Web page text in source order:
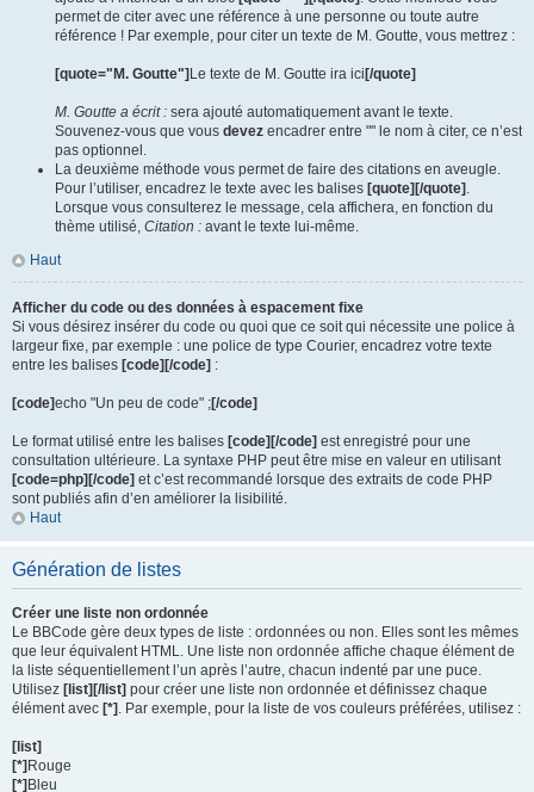
permet de citer avec une référence à une personne ou toute autre
référence ! Par exemple, pour citer un texte de M. Goutte, vous mettrez :
[quote="M. Goutte"] Le texte de M. Goutte ira ici [/quote]
M. Goutte a écrit : sera ajouté automatiquement avant le texte.
Souvenez-vous que vous devez encadrer entre "" le nom à citer, ce n’est
pas optionnel.
La deuxième méthode vous permet de faire des citations en aveugle.
Pour l’utiliser, encadrez le texte avec les balises [quote][/quote] .
Lorsque vous consulterez le message, cela affichera, en fonction du
thème utilisé, Citation : avant le texte lui-même.
Haut
Afficher du code ou des données à espacement fixe
Si vous désirez insérer du code ou quoi que ce soit qui nécessite une police à
largeur fixe, par exemple : une police de type Courier, encadrez votre texte
entre les balises [code][/code] :
[code]echo "Un peu de code" ;[/code]
Le format utilisé entre les balises [code][/code] est enregistré pour une
consultation ultérieure. La syntaxe PHP peut être mise en valeur en utilisant
[code=php][/code] et c’est recommandé lorsque des extraits de code PHP
sont publiés afin d’en améliorer la lisibilité.
Haut
Génération de listes
Créer une liste non ordonnée
Le BBCode gère deux types de liste : ordonnées ou non. Elles sont les mêmes
que leur équivalent HTML. Une liste non ordonnée affiche chaque élément de
la liste séquentiellement l’un après l’autre, chacun indenté par une puce.
Utilisez [list][/list] pour créer une liste non ordonnée et définissez chaque
élément avec [*] . Par exemple, pour la liste de vos couleurs préférées, utilisez :
[list]
[*] Rouge
[*] Bleu